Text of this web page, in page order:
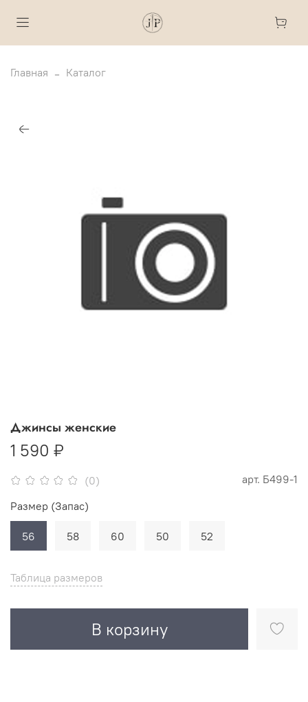
Главная Каталог
(0) арт. Б499-1
Джинсы женские
1 590 ₽
Таблица размеров
В корзину
Размер (Запас)
56 58 60 50 52